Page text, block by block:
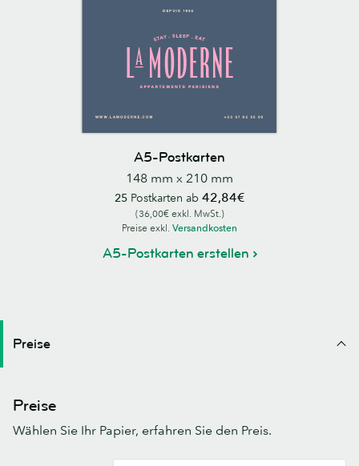
A5-Postkarten
148 mm x 210 mm
25Postkarten ab 42,84€
(36,00€ exkl. MwSt.)
Preise exkl. Versandkosten
A5-Postkarten erstellen
Preise
Preise
Wählen Sie Ihr Papier, erfahren Sie den Preis.